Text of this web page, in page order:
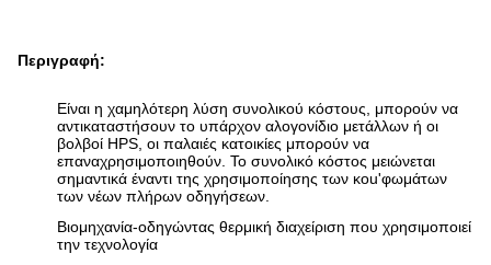
Περιγραφή:
Είναι η χαμηλότερη λύση συνολικού κόστους, μπορούν να
αντικαταστήσουν το υπάρχον αλογονίδιο μετάλλων ή οι
βολβοί HPS, οι παλαιές κατοικίες μπορούν να
επαναχρησιμοποιηθούν. Το συνολικό κόστος μειώνεται
σημαντικά έναντι της χρησιμοποίησης των κοu'φωμάτων
των νέων πλήρων οδηγήσεων.
Βιομηχανία-οδηγώντας θερμική διαχείριση που χρησιμοποιεί
την τεχνολογία